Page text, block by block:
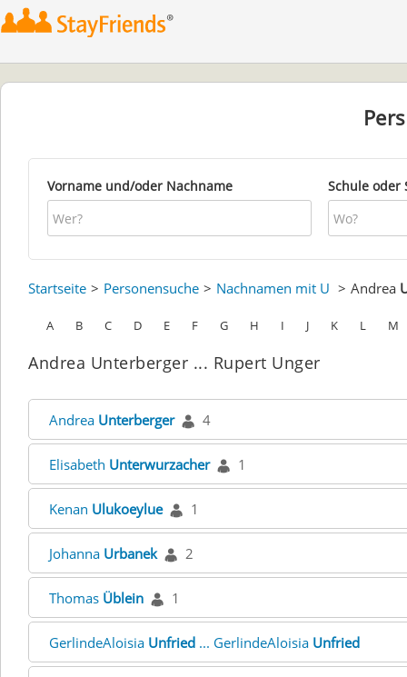
Vorname und/oder Nachname Schule oder
Startseite Personensuche Nachnamen mit U Andrea
A B C D E F G H I J K L M
Andrea Unterberger ... Rupert Unger
Andrea Unterberger 4
Elisabeth Unterwurzacher 1
Kenan Ulukoeylue 1
Johanna Urbanek 2
Thomas Üblein 1
GerlindeAloisia Unfried ... GerlindeAloisia Unfried